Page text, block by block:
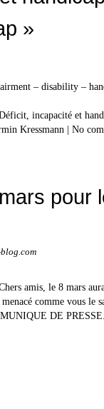
»
incapacité et
Kressmann | No
pour
amis, le 8 mars
comme vous le
DE